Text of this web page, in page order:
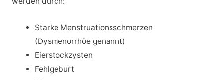
Starke Menstruationsschmerzen
(Dysmenorrhöe genannt)
Eierstockzysten
Fehlgeburt